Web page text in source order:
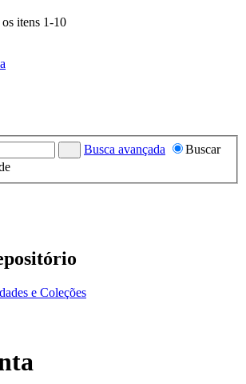
itens 1-10
Busca avançada
Buscar
e Coleções